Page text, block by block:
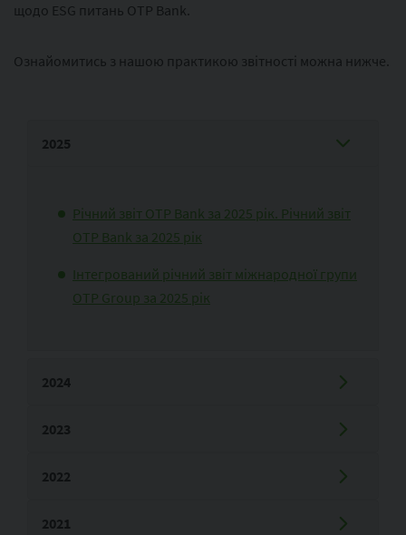
щодо ESG питань OTP Bank.
Ознайомитись з нашою практикою звітності можна нижче.
2025
Річний звіт OTP Bank за 2025 рік. Річний звіт
OTP Bank за 2025 рік
Інтегрований річний звіт міжнародної групи
OTP Group за 2025 рік
2024
2023
2022
2021